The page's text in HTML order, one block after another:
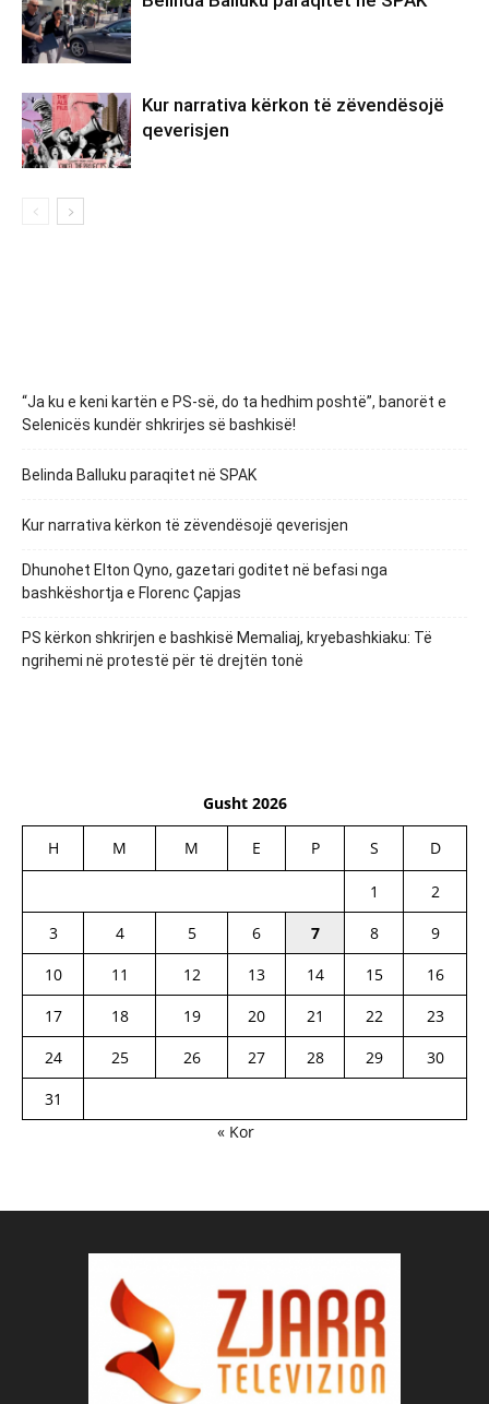
Kur narrativa kërkon të zëvendësojë
qeverisjen
“Ja ku e keni kartën e PS-së, do ta hedhim poshtë”, banorët e
Selenicës kundër shkrirjes së bashkisë!
Belinda Balluku paraqitet në SPAK
Kur narrativa kërkon të zëvendësojë qeverisjen
Dhunohet Elton Qyno, gazetari goditet në befasi nga
bashkëshortja e Florenc Çapjas
PS kërkon shkrirjen e bashkisë Memaliaj, kryebashkiaku: Të
ngrihemi në protestë për të drejtën tonë
Gusht 2026
H M M E P S D
1
2
3
4 5 6 7 8
9
10
11 12 13 14 15
16
17
18 19 20 21 22
23
24
25 26 27 28 29
30
31
« Kor